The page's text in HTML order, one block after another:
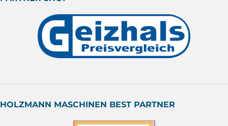
HOLZMANN MASCHINEN BEST PARTNER